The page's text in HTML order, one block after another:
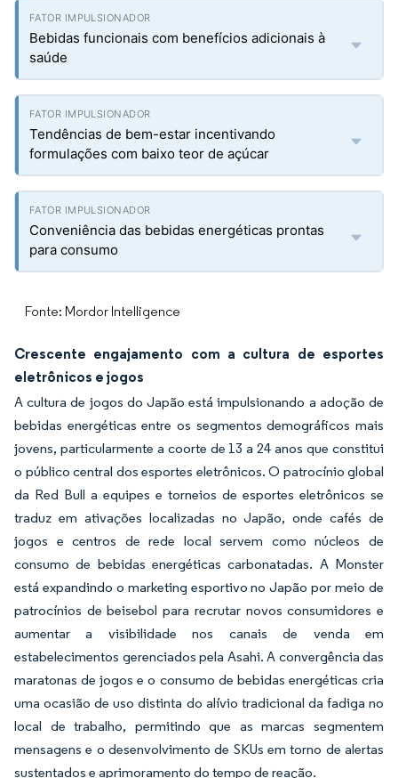
Bebidas funcionais com benefícios adicionais à
saúde
Tendências de bem-estar incentivando
formulações com baixo teor de açúcar
Conveniência das bebidas energéticas prontas
para consumo
Fonte: Mordor Intelligence
Crescente engajamento com a cultura de esportes
eletrônicos e jogos
A cultura de jogos do Japão está impulsionando a adoção de
bebidas energéticas entre os segmentos demográficos mais
jovens, particularmente a coorte de 13 a 24 anos que constitui
o público central dos esportes eletrônicos. O patrocínio global
da Red Bull a equipes e torneios de esportes eletrônicos se
traduz em ativações localizadas no Japão, onde cafés de
jogos e centros de rede local servem como núcleos de
consumo de bebidas energéticas carbonatadas. A Monster
está expandindo o marketing esportivo no Japão por meio de
patrocínios de beisebol para recrutar novos consumidores e
aumentar a visibilidade nos canais de venda em
estabelecimentos gerenciados pela Asahi. A convergência das
maratonas de jogos e o consumo de bebidas energéticas cria
uma ocasião de uso distinta do alívio tradicional da fadiga no
local de trabalho, permitindo que as marcas segmentem
mensagens e o desenvolvimento de SKUs em torno de alertas
sustentados e aprimoramento do tempo de reação.